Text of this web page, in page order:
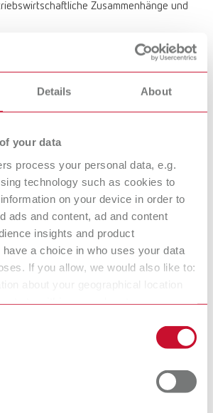
Details About
your data
process your personal data, e.g.
technology such as cookies to
on your device in order to
ads and content, ad and content
insights and product
have a choice in who uses your data
If you allow, we would also like to:
about your geographical location
how your personal data is processed
in the details section. You can
your consent any time from the
Zusammenhänge und
und Kenntnisse in einer weiteren
Office
Ausdauer
aus!